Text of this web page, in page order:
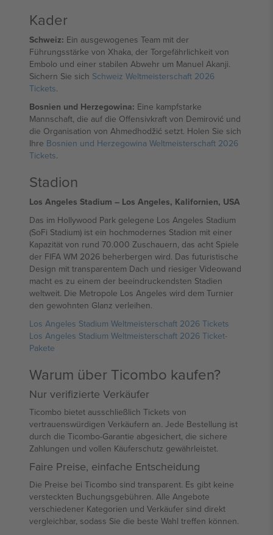
Kader
Schweiz: Ein ausgewogenes Team mit der
Führungsstärke von Xhaka, der Torgefährlichkeit von
Embolo und einer stabilen Abwehr um Manuel Akanji.
Sichern Sie sich Schweiz Weltmeisterschaft 2026
Tickets.
Bosnien und Herzegowina: Eine kampfstarke
Mannschaft, die auf die Offensivkraft von Demirović und
die Organisation von Ahmedhodžić setzt. Holen Sie sich
Ihre Bosnien und Herzegowina Weltmeisterschaft 2026
Tickets.
Stadion
Los Angeles Stadium – Los Angeles, Kalifornien, USA
Das im Hollywood Park gelegene Los Angeles Stadium
(SoFi Stadium) ist ein hochmodernes Stadion mit einer
Kapazität von rund 70.000 Zuschauern, das acht Spiele
der FIFA WM 2026 beherbergen wird. Das futuristische
Design mit transparentem Dach und riesiger Videowand
macht es zu einem der beeindruckendsten Stadien
weltweit. Die Metropole Los Angeles wird dem Turnier
den gewohnten Glanz verleihen.
Los Angeles Stadium Weltmeisterschaft 2026 Tickets
Los Angeles Stadium Weltmeisterschaft 2026 Ticket-
Pakete
Warum über Ticombo kaufen?
Nur verifizierte Verkäufer
Ticombo bietet ausschließlich Tickets von
vertrauenswürdigen Verkäufern an. Jede Bestellung ist
durch die Ticombo-Garantie abgesichert, die sichere
Zahlungen und vollen Käuferschutz gewährleistet.
Faire Preise, einfache Entscheidung
Die Preise bei Ticombo sind transparent. Es gibt keine
versteckten Buchungsgebühren. Alle Angebote
verschiedener Kategorien und Verkäufer sind direkt
vergleichbar, sodass Sie die beste Wahl treffen können.